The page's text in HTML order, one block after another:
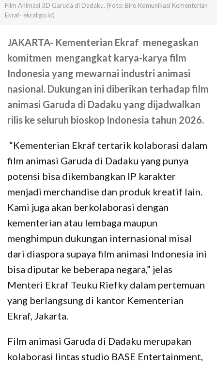
Film Animasi 3D Garuda di Dadaku. (Foto: Biro Komunikasi Kementerian
Ekraf- ekraf.go.id)
JAKARTA- Kementerian Ekraf menegaskan
komitmen mengangkat karya-karya film
Indonesia yang mewarnai industri animasi
nasional. Dukungan ini diberikan terhadap film
animasi Garuda di Dadaku yang dijadwalkan
rilis ke seluruh bioskop Indonesia tahun 2026.
“Kementerian Ekraf tertarik kolaborasi dalam
film animasi Garuda di Dadaku yang punya
potensi bisa dikembangkan IP karakter
menjadi merchandise dan produk kreatif lain.
Kami juga akan berkolaborasi dengan
kementerian atau lembaga maupun
menghimpun dukungan internasional misal
dari diaspora supaya film animasi Indonesia ini
bisa diputar ke beberapa negara,” jelas
Menteri Ekraf Teuku Riefky dalam pertemuan
yang berlangsung di kantor Kementerian
Ekraf, Jakarta.
Film animasi Garuda di Dadaku merupakan
kolaborasi lintas studio BASE Entertainment,